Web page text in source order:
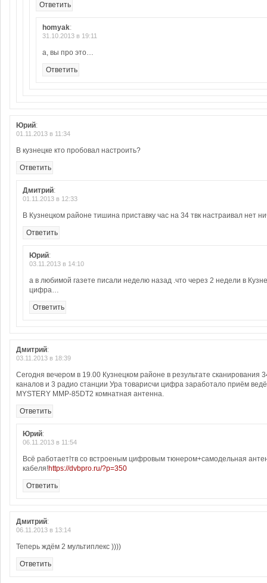
Ответить
homyak:
31.10.2013 в 19:11
а, вы про это…
Ответить
Юрий:
01.11.2013 в 11:34
В кузнецке кто пробовал настроить?
Ответить
Дмитрий:
01.11.2013 в 12:33
В Кузнецком районе тишина приставку час на 34 твк настраивал нет
Ответить
Юрий:
03.11.2013 в 14:10
а в любимой газете писали неделю назад .что через 2 недели в
цифра…
Ответить
Дмитрий:
03.11.2013 в 18:39
Сегодня вечером в 19.00 Кузнецком районе в результате сканирования
каналов и 3 радио станции Ура товарисчи цифра заработало приём
MYSTERY MMP-85DT2 комнатная антенна.
Ответить
Юрий:
06.11.2013 в 11:54
Всё работает!тв со встроеным цифровым тюнером+самодельная
кабеля!https://dvbpro.ru/?p=350
Ответить
Дмитрий:
06.11.2013 в 13:14
Теперь ждём 2 мультиплекс ))))
Ответить